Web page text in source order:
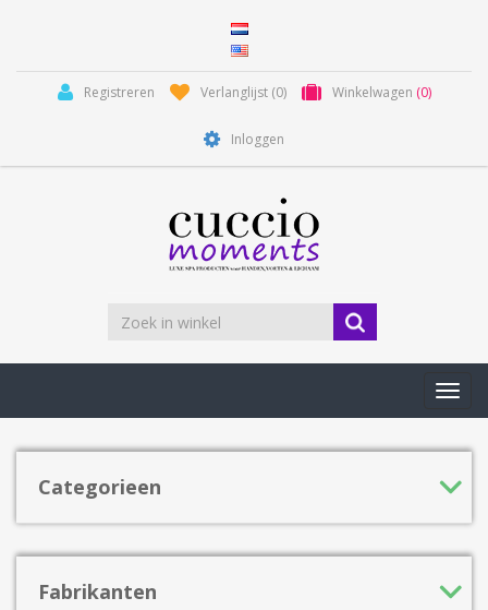
Registreren Verlanglijst (0) Winkelwagen (0)
Inloggen
Categorieen
Fabrikanten